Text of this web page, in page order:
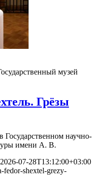
музей
Грёзы
Государственном научно-
имени А. В.
2026-07-28T13:12:00+03:00
fedor-shextel-grezy-